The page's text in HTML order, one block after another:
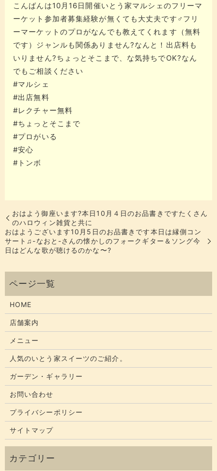
こんばんは10月16日開催いとう家マルシェのフリーマ
ーケット参加者募集経験が無くても大丈夫です‍♂️フリ
ーマーケットのプロがなんでも教えてくれます（無料
です）ジャンルも関係ありません?なんと！出店料も
いりません?ちょっとそこまで、な気持ちでOK?なん
でもご相談ください
#マルシェ
#出店無料
#レクチャー無料
#ちょっとそこまで
#プロがいる
#安心
#トンボ
おはよう御座います?本日10月４日のお品書きですたくさん
のハロウィン雑貨と共に
おはようございます10月5日のお品書きです本日は縁側コン
サート♫-なおと-さんの懐かしのフォークギター＆ソング今
日はどんな歌が聴けるのかな〜?
HOME
店舗案内
メニュー
人気のいとう家スイーツのご紹介。
ガーデン・ギャラリー
お問い合わせ
プライバシーポリシー
サイトマップ